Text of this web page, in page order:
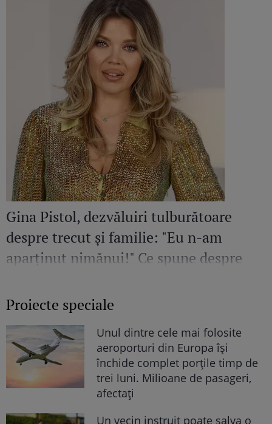
Gina Pistol, dezvăluiri tulburătoare
despre trecut și familie: "Eu n-am
aparținut nimănui!" Ce spune despre
Proiecte speciale
Unul dintre cele mai folosite
aeroporturi din Europa își
închide complet porțile timp de
trei luni. Milioane de pasageri,
afectați
Un vecin instruit poate salva o